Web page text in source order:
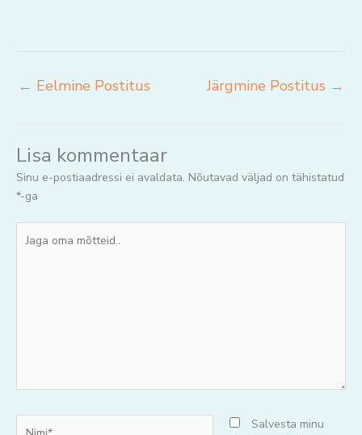
← Eelmine Postitus Järgmine Postitus →
Lisa kommentaar
Sinu e-postiaadressi ei avaldata. Nõutavad väljad on tähistatud
*-ga
oma
Salvesta minu